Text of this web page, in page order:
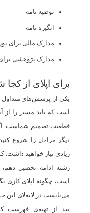
توصیه نامه
انگیزه نامه
مدارک مالی برای
مدارک پژوهشی
برای اپلای از
یکی از پرسش‌های متداول
است که باید مسیر را از
قطعیت تصمیم شماست.
دیگر مراحل را شروع
زیادی نیاز خواهید داشت.
رشته ادامه تحصیل دهم،
است، چگونه اپلای کاری
می‌بایست در لابه‌لای این
بعد از تهیه‌ی فهرست